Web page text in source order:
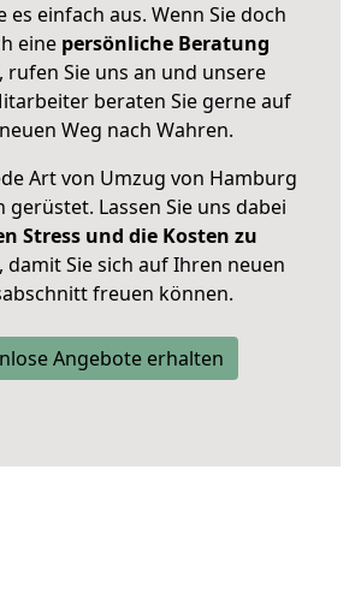
es einfach aus. Wenn Sie doch
eine persönliche Beratung
rufen Sie uns an und unsere
beraten Sie gerne auf
Weg nach Wahren.
Art von Umzug von Hamburg
gerüstet. Lassen Sie uns dabei
Stress und die Kosten zu
, damit Sie sich auf Ihren neuen
freuen können.
Angebote erhalten